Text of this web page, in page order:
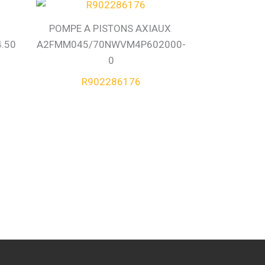
POMPE A PISTONS AXIAUX
A2FMM045/70NWVM4P602000-
0
R902286176